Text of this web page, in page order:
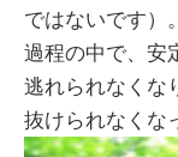
ではないです）
過程の中で、安
逃れられなくな
抜けられなくな